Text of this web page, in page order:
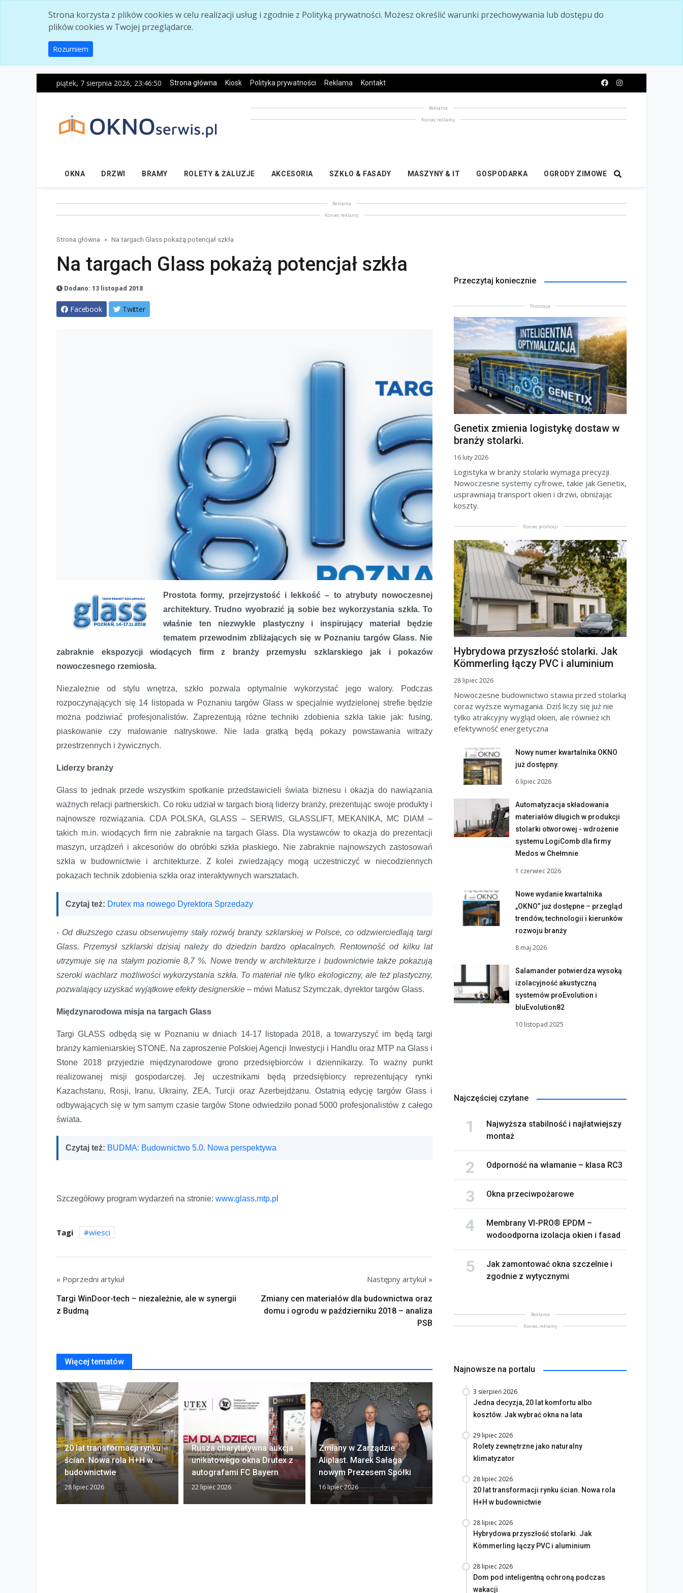
Strona korzysta z plików cookies w celu realizacji usług i zgodnie z Polityką prywatności. Możesz określić warunki przechowywania lub dostępu do
plików cookies w Twojej przeglądarce.
Rozumiem
piątek, 7 sierpnia 2026, 23:46:51 Strona główna Kiosk Polityka prywatności Reklama Kontakt
Reklama
Koniec reklamy
OKNA DRZWI BRAMY ROLETY & ŻALUZJE AKCESORIA SZKŁO & FASADY MASZYNY & IT GOSPODARKA OGRODY ZIMOWE
Reklama
Koniec reklamy
Strona główna Na targach Glass pokażą potencjał szkła
Na targach Glass pokażą potencjał szkła
Dodano: 13 listopad 2018
Facebook Twitter
Na targach Glass pokażą potencjał szkła
Prostota formy, przejrzystość i lekkość – to atrybuty nowoczesnej
architektury. Trudno wyobrazić ją sobie bez wykorzystania szkła. To
właśnie ten niezwykle plastyczny i inspirujący materiał będzie
tematem przewodnim zbliżających się w Poznaniu targów Glass. Nie
zabraknie ekspozycji wiodących firm z branży przemysłu szklarskiego jak i pokazów
nowoczesnego rzemiosła.
Niezależnie od stylu wnętrza, szkło pozwala optymalnie wykorzystać jego walory. Podczas
rozpoczynających się 14 listopada w Poznaniu targów Glass w specjalnie wydzielonej strefie będzie
można podziwiać profesjonalistów. Zaprezentują różne techniki zdobienia szkła takie jak: fusing,
piaskowanie czy malowanie natryskowe. Nie lada gratką będą pokazy powstawania witraży
przestrzennych i żywicznych.
Liderzy branży
Glass to jednak przede wszystkim spotkanie przedstawicieli świata biznesu i okazja do nawiązania
ważnych relacji partnerskich. Co roku udział w targach biorą liderzy branży, prezentując swoje produkty i
najnowsze rozwiązania. CDA POLSKA, GLASS – SERWIS, GLASSLIFT, MEKANIKA, MC DIAM –
takich m.in. wiodących firm nie zabraknie na targach Glass. Dla wystawców to okazja do prezentacji
maszyn, urządzeń i akcesoriów do obróbki szkła płaskiego. Nie zabraknie najnowszych zastosowań
szkła w budownictwie i architekturze. Z kolei zwiedzający mogą uczestniczyć w niecodziennych
pokazach technik zdobienia szkła oraz interaktywnych warsztatach.
Czytaj też: Drutex ma nowego Dyrektora Sprzedaży
- Od dłuższego czasu obserwujemy stały rozwój branży szklarskiej w Polsce, co odzwierciedlają targi
Glass. Przemysł szklarski dzisiaj należy do dziedzin bardzo opłacalnych. Rentowność od kilku lat
utrzymuje się na stałym poziomie 8,7 %. Nowe trendy w architekturze i budownictwie także pokazują
szeroki wachlarz możliwości wykorzystania szkła. To materiał nie tylko ekologiczny, ale też plastyczny,
pozwalający uzyskać wyjątkowe efekty designerskie – mówi Matusz Szymczak, dyrektor targów Glass.
Międzynarodowa misja na targach Glass
Targi GLASS odbędą się w Poznaniu w dniach 14-17 listopada 2018, a towarzyszyć im będą targi
branży kamieniarskiej STONE. Na zaproszenie Polskiej Agencji Inwestycji i Handlu oraz MTP na Glass i
Stone 2018 przyjedzie międzynarodowe grono przedsiębiorców i dziennikarzy. To ważny punkt
realizowanej misji gospodarczej. Jej uczestnikami będą przedsiębiorcy reprezentujący rynki
Kazachstanu, Rosji, Iranu, Ukrainy, ZEA, Turcji oraz Azerbejdżanu. Ostatnią edycję targów Glass i
odbywających się w tym samym czasie targów Stone odwiedziło ponad 5000 profesjonalistów z całego
świata.
Czytaj też: BUDMA: Budownictwo 5.0. Nowa perspektywa
Szczegółowy program wydarzeń na stronie: www.glass.mtp.pl
Tagi wiesci
« Poprzedni artykuł
Targi WinDoor-tech – niezależnie, ale w synergii
z Budmą
Następny artykuł »
Zmiany cen materiałów dla budownictwa oraz
domu i ogrodu w październiku 2018 – analiza
PSB
Więcej tematów
20 lat transformacji rynku
ścian. Nowa rola H+H w
budownictwie
28 lipiec 2026
Rusza charytatywna aukcja
unikatowego okna Drutex z
autografami FC Bayern
22 lipiec 2026
Zmiany w Zarządzie
Aliplast. Marek Sałaga
nowym Prezesem Spółki
16 lipiec 2026
Okna bez tajemnic. Na co
zwrócić uwagę przed
13 lipiec 2026 13 lipiec 2026
Przeczytaj koniecznie
Promocja
Genetix zmienia logistykę dostaw w
branży stolarki.
16 luty 2026
Logistyka w branży stolarki wymaga precyzji.
Nowoczesne systemy cyfrowe, takie jak Genetix,
usprawniają transport okien i drzwi, obniżając
koszty.
Koniec promocji
Hybrydowa przyszłość stolarki. Jak
Kömmerling łączy PVC i aluminium
28 lipiec 2026
Nowoczesne budownictwo stawia przed stolarką
coraz wyższe wymagania. Dziś liczy się już nie
tylko atrakcyjny wygląd okien, ale również ich
efektywność energetyczna
Nowy numer kwartalnika OKNO
już dostępny.
6 lipiec 2026
Automatyzacja składowania
materiałów długich w produkcji
stolarki otworowej - wdrożenie
systemu LogiComb dla firmy
Medos w Chełmnie
1 czerwiec 2026
Nowe wydanie kwartalnika
„OKNO” już dostępne – przegląd
trendów, technologii i kierunków
rozwoju branży
8 maj 2026
Salamander potwierdza wysoką
izolacyjność akustyczną
systemów proEvolution i
bluEvolution82
10 listopad 2025
Najczęściej czytane
Najwyższa stabilność i najłatwiejszy
montaż
Odporność na włamanie – klasa RC3
Okna przeciwpożarowe
Membrany VI-PRO® EPDM –
wodoodporna izolacja okien i fasad
Jak zamontować okna szczelnie i
zgodnie z wytycznymi
Reklama
Koniec reklamy
Najnowsze na portalu
3 sierpień 2026
Jedna decyzja, 20 lat komfortu albo
kosztów. Jak wybrać okna na lata
29 lipiec 2026
Rolety zewnętrzne jako naturalny
klimatyzator
28 lipiec 2026
20 lat transformacji rynku ścian. Nowa rola
H+H w budownictwie
28 lipiec 2026
Hybrydowa przyszłość stolarki. Jak
Kömmerling łączy PVC i aluminium
28 lipiec 2026
Dom pod inteligentną ochroną podczas
wakacji